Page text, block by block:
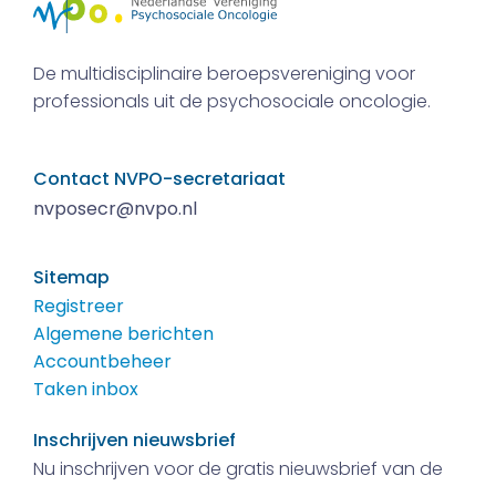
De multidisciplinaire beroepsvereniging voor
professionals uit de psychosociale oncologie.
Contact NVPO-secretariaat
nvposecr@nvpo.nl
Sitemap
Registreer
Algemene berichten
Accountbeheer
Taken inbox
Inschrijven nieuwsbrief
Nu inschrijven voor de gratis nieuwsbrief van de